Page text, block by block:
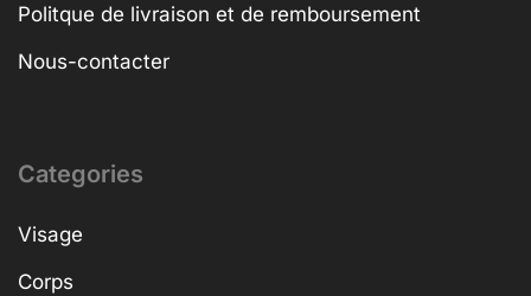
Politque de livraison et de remboursement
Nous-contacter
Categories
Visage
Corps